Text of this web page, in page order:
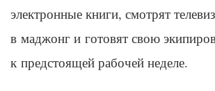
электронные книги, смотрят
в маджонг и готовят свою
к предстоящей рабочей неделе.